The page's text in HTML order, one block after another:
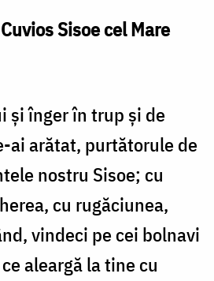
Sisoe cel Mare
şi înger în trup şi de
ai arătat, purtătorule de
nostru Sisoe; cu
cu rugăciunea,
vindeci pe cei bolnavi
aleargă la tine cu